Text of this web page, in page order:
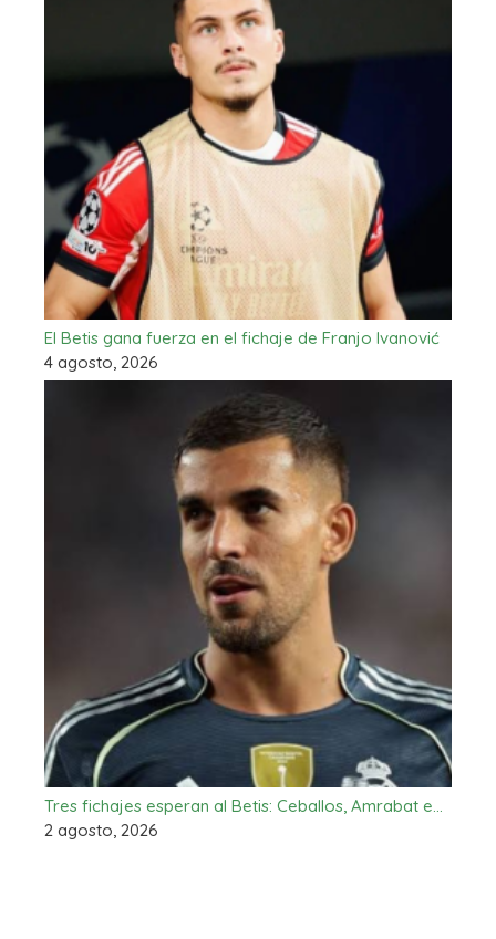
El Betis gana fuerza en el fichaje de Franjo Ivanović
4 agosto, 2026
Tres fichajes esperan al Betis: Ceballos, Amrabat e…
2 agosto, 2026